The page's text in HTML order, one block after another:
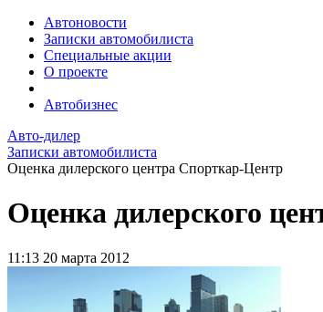
Автоновости
Записки автомобилиста
Специальные акции
О проекте
Автобизнес
Авто-дилер
Записки автомобилиста
Оценка дилерского центра Спорткар-Центр
Оценка дилерского
11:13 20 марта 2012